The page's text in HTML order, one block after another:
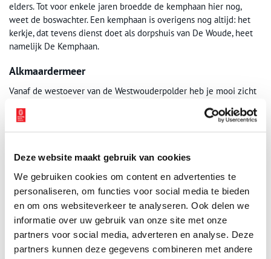
Deze website maakt gebruik van cookies
We gebruiken cookies om content en advertenties te
personaliseren, om functies voor social media te bieden
en om ons websiteverkeer te analyseren. Ook delen we
informatie over uw gebruik van onze site met onze
partners voor social media, adverteren en analyse. Deze
partners kunnen deze gegevens combineren met andere
elders. Tot voor enkele jaren broedde de kemphaan hier nog,
weet de boswachter. Een kemphaan is overigens nog altijd: het
kerkje, dat tevens dienst doet als dorpshuis van De Woude, heet
namelijk De Kemphaan.
Alkmaardermeer
Vanaf de westoever van de Westwouderpolder heb je mooi zicht
een oude veenrivier die destijds water van het Schermermeer
afvoerde naar het Oer-IJ. Net zoals de Stierop, waarnaar later het
westzijde van het Starnmeer was. Als gevolg van de afwatering
klonk het veenland in. Brokken veenland die bij een zware storm
los sloegen van de oever, spoelden weg. Met als gevolg dat het
wateroppervlakte van wat nu het Alkmaarder- en Uitgeestermeer
is steeds groter werd.